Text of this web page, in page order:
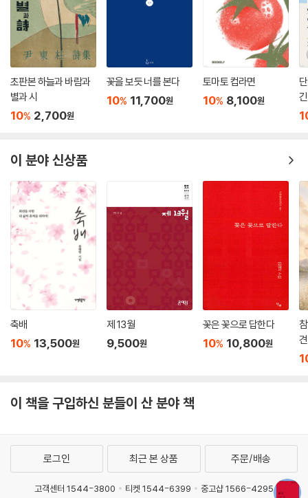
한데 묶으려고 시도하지만, 잘되지 않는다. 그런데 그것―한데 묶이지 않
으면서도 한데 몰려다님―이 바로 염소라는 개체의 특징이라는 걸 나중에
알게 되면서 그런 시도는 더는 하지 않아도 좋게 된다. 이것이 바로 통합이
고, 끝인 것이다. 예컨대, 나는 그저 그중 그때그때 가장 사랑하는 염소를
생각하면 되는 것이다. 여기서 말이다.
―「그 염소」 부분
거듭되는 탐구는 피할 수 없는 모순을 드러낸다. ‘그것’들은 어떻게 같은 것
지나쳐 온 모든 차를 떠올린다, 지나쳐 간 모든 차도. 그러나 그들은 너무
고, 오늘 본 차가 다르기 때문이다. 그러나 영화에 등장했던 차와 미술관에
서 관람한 영상물 속 차는 기억 속에서 늘 한자리에 놓이고 만다. “①과 ②
는 스스로, 알아서, 뒤엉킨 것이다. 누가/먼저랄 것도 없이,/그/음악으
로”(「그 음악」). 때로 그들은 별개고, 때로 그들은 하나다. 이 모순을 어떻
게 헤아려야 하는가?
시인은 그 답을 선취한 듯하다. 그는 두번째 시 「그 염소」에서부터 “그것―
한데 묶이지 않으면서도 한데 몰려다님―이 바로 염소라는 개체의 특징이
라는 걸” 깨달으며 “나는 그저 그중 그때그때 가장 사랑하는 염소를 생각
하면” 된다고 안도한다. 하여 우리는 이 시집을 시인이 “여태 지나쳐온 모
을 달리 발음해보려는 시도를 가리킬 것이다. “그것은 그것이기에 소중하
고만 불러보는 일.
무수한 불가능성 속에서도 기억을 톺아내려는 실험은 곧 ‘나’를 찾으려는
초판본 하늘과 바람과
별과 시
10% 2,700원
꽃을 보듯 너를 본다
10% 11,700원
토마토 컵라면
10% 8,100원
이 분야 신상품
축배
10% 13,500원
제 13월
9,500원
꽃은 꽃으로 답한다
10% 10,800원
이 책을 구입하신 분들이 산 분야 책
로그인 최근 본 상품 주문/배송
고객센터 1544-3800 티켓 1544-6399
중고샵 1566-4295